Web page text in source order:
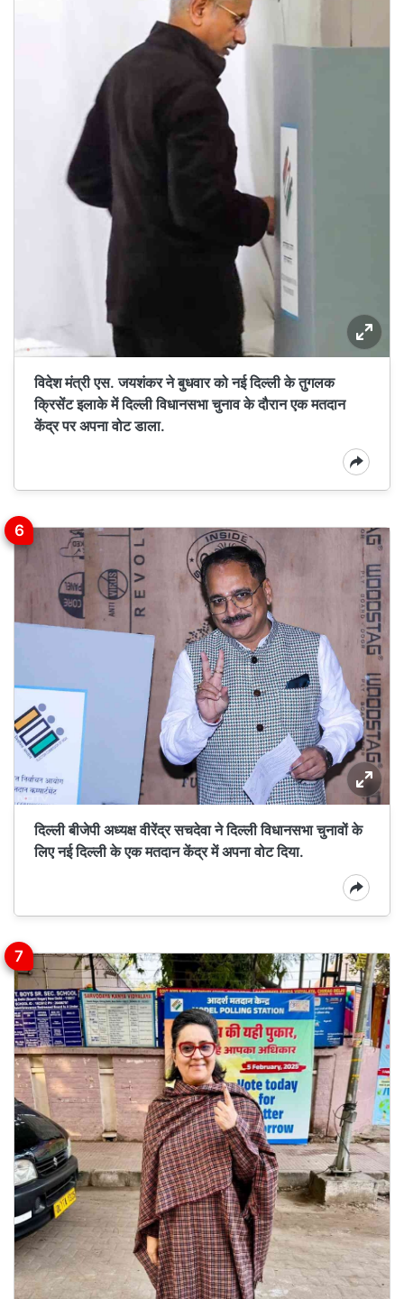
विदेश मंत्री एस. जयशंकर ने बुधवार को नई दिल्ली के तुगलक
क्रिसेंट इलाके में दिल्ली विधानसभा चुनाव के दौरान एक मतदान
केंद्र पर अपना वोट डाला.
दिल्ली बीजेपी अध्यक्ष वीरेंद्र सचदेवा ने दिल्ली विधानसभा चुनावों के
लिए नई दिल्ली के एक मतदान केंद्र में अपना वोट दिया.